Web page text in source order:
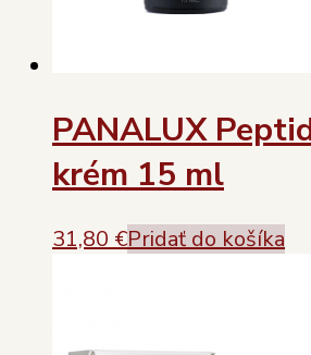
PANALUX
krém 15 ml
31,80 €Pridať do košíka